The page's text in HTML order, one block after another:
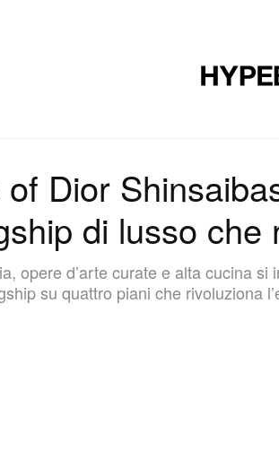
of Dior
di lusso che
opere d’arte curate e alta cucina
su quattro piani che rivoluziona